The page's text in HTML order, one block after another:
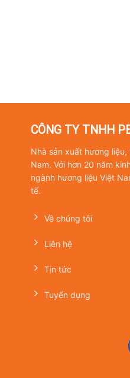
CÔNG TY TNHH
Nhà sản xuất hương
Nam. Với hơn 20 năm
ngành hương liệu Việt
tế.
Về chúng tôi
Liên hệ
Tin tức
Tuyển dụng